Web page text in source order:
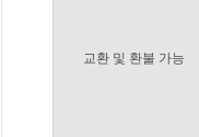
교환 및 환불 가능